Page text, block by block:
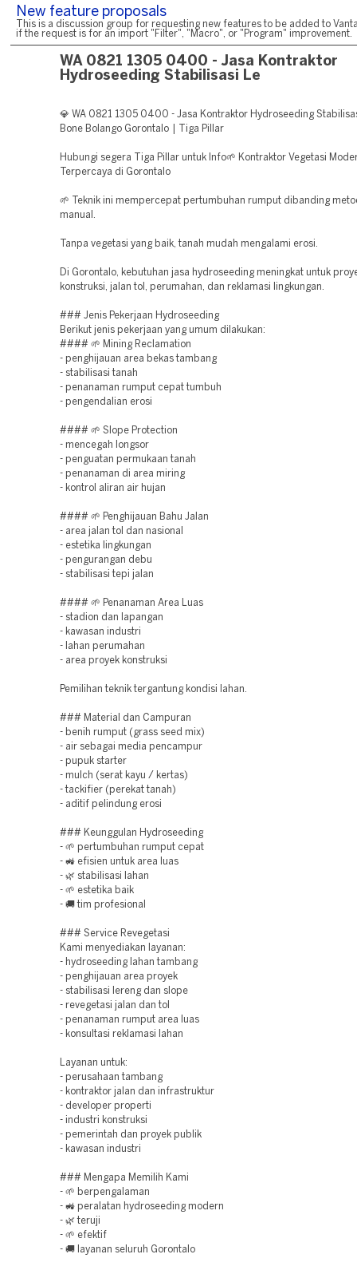
New feature proposals
This is a discussion group for requesting new features to be added to
if the request is for an import "Filter", "Macro", or "Program" improvement.
WA 0821 1305 0400 - Jasa Kontraktor
Hydroseeding Stabilisasi Le
💎 WA 0821 1305 0400 - Jasa Kontraktor Hydroseeding
Bone Bolango Gorontalo | Tiga Pillar
Hubungi segera Tiga Pillar untuk Info🌱 Kontraktor Vegetasi
Terpercaya di Gorontalo
🌱 Teknik ini mempercepat pertumbuhan rumput dibanding
manual.
Tanpa vegetasi yang baik, tanah mudah mengalami erosi.
Di Gorontalo, kebutuhan jasa hydroseeding meningkat untuk
konstruksi, jalan tol, perumahan, dan reklamasi lingkungan.
### Jenis Pekerjaan Hydroseeding
Berikut jenis pekerjaan yang umum dilakukan:
#### 🌱 Mining Reclamation
- penghijauan area bekas tambang
- stabilisasi tanah
- penanaman rumput cepat tumbuh
- pengendalian erosi
#### 🌱 Slope Protection
- mencegah longsor
- penguatan permukaan tanah
- penanaman di area miring
- kontrol aliran air hujan
#### 🌱 Penghijauan Bahu Jalan
- area jalan tol dan nasional
- estetika lingkungan
- pengurangan debu
- stabilisasi tepi jalan
#### 🌱 Penanaman Area Luas
- stadion dan lapangan
- kawasan industri
- lahan perumahan
- area proyek konstruksi
Pemilihan teknik tergantung kondisi lahan.
### Material dan Campuran
- benih rumput (grass seed mix)
- air sebagai media pencampur
- pupuk starter
- mulch (serat kayu / kertas)
- tackifier (perekat tanah)
- aditif pelindung erosi
### Keunggulan Hydroseeding
- 🌱 pertumbuhan rumput cepat
- 🚜 efisien untuk area luas
- 🌿 stabilisasi lahan
- 🌱 estetika baik
- 🚚 tim profesional
### Service Revegetasi
Kami menyediakan layanan:
- hydroseeding lahan tambang
- penghijauan area proyek
- stabilisasi lereng dan slope
- revegetasi jalan dan tol
- penanaman rumput area luas
- konsultasi reklamasi lahan
Layanan untuk:
- perusahaan tambang
- kontraktor jalan dan infrastruktur
- developer properti
- industri konstruksi
- pemerintah dan proyek publik
- kawasan industri
### Mengapa Memilih Kami
- 🌱 berpengalaman
- 🚜 peralatan hydroseeding modern
- 🌿 teruji
- 🌱 efektif
- 🚚 layanan seluruh Gorontalo